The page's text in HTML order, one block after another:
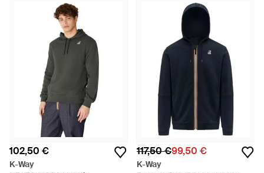
102,50 €
K-Way
117,50 €99,50 €
K-Way